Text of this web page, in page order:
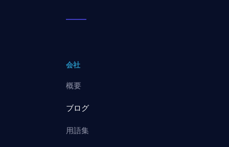
会社
概要
ブログ
用語集